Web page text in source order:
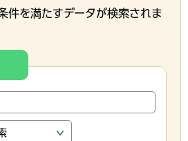
件を満たすデータが検索されま